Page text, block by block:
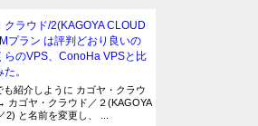
クラウド/2(KAGOYA CLOUD
プラン は評判どおり良いの
らのVPS、ConoHa VPSと比
。
も紹介しように カゴヤ・クラウ
カゴヤ・クラウド／２(KAGOYA
2) と名前を変更し、 ...